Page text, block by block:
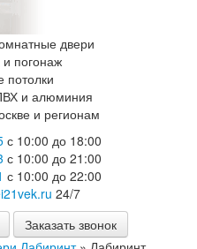
для улицы
двери
погонаж
потолки
и алюминия
и регионам
с 10:00 до 18:00
с 10:00 до 21:00
с 10:00 до 22:00
24/7
Заказать звонок